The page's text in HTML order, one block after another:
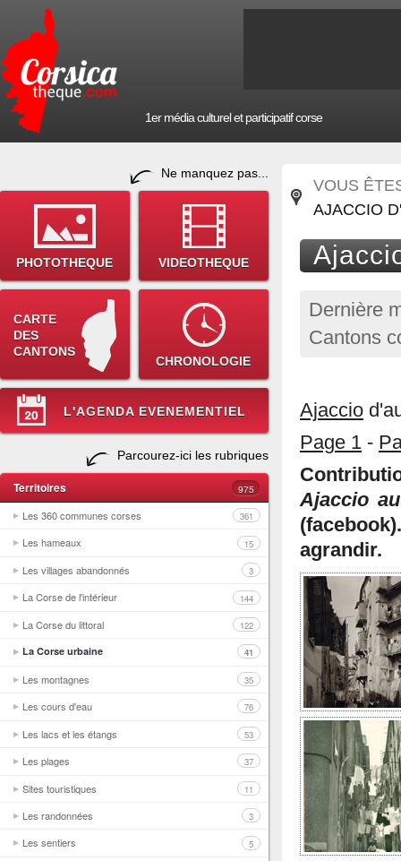
1er média culturel et participatif corse
Ne manquez pas...
PHOTOTHEQUE VIDEOTHEQUE
CARTE
DES
CANTONS
CHRONOLOGIE
L'AGENDA EVENEMENTIEL
Parcourez-ici les rubriques
Territoires 975
Les 360 communes corses 361
Les hameaux 15
Les villages abandonnés 3
La Corse de l'intérieur 144
La Corse du littoral 122
La Corse urbaine 41
Les montagnes 35
Les cours d'eau 76
Les lacs et les étangs 53
Les plages 37
Sites touristiques 11
Les randonnées 3
Les sentiers 5
VOUS
AJACCIO
Dernière
Cantons
Ajaccio
Page 1 -
Ajaccio
agrandir.